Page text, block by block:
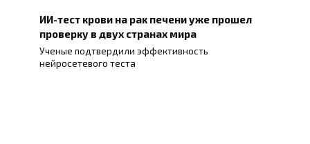
ИИ-тест крови на рак печени уже прошел
проверку в двух странах мира
Ученые подтвердили эффективность
нейросетевого теста